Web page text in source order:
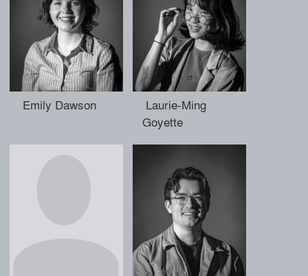
Emily Dawson
Laurie-Ming
Goyette